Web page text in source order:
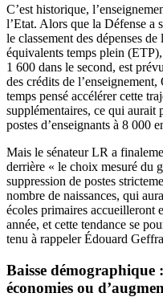
C’est historique,
l’Etat. Alors que la Défense a
le classement des dépenses
équivalents temps plein
1 600 dans le second, est
des crédits de
temps pensé accélérer cette
supplémentaires, ce qui aurait
postes d’enseignants à 8 000
Mais le sénateur LR a
derrière « le choix mesuré du
suppression de postes
nombre de naissances, qui
écoles primaires accueilleront
année, et cette tendance se
tenu à rappeler Édouard
Baisse démographique
économies ou